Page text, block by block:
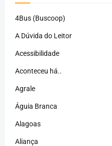
4Bus (Buscoop)
A Dúvida do Leitor
Acessibilidade
Aconteceu há..
Agrale
Águia Branca
Alagoas
Aliança